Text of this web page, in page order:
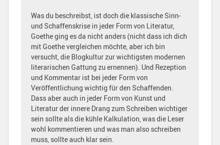
Was du beschreibst, ist doch die klassische Sinn-
und Schaffenskrise in jeder Form von Literatur,
Goethe ging es da nicht anders (nicht dass ich dich
mit Goethe vergleichen möchte, aber ich bin
versucht, die Blogkultur zur wichtigsten modernen
literarischen Gattung zu ernennen). Und Rezeption
und Kommentar ist bei jeder Form von
Veröffentlichung wichtig für den Schaffenden.
Dass aber auch in jeder Form von Kunst und
Literatur der innere Drang zum Schreiben wichtiger
sein sollte als die kühle Kalkulation, was die Leser
wohl kommentieren und was man also schreiben
muss, sollte auch klar sein.